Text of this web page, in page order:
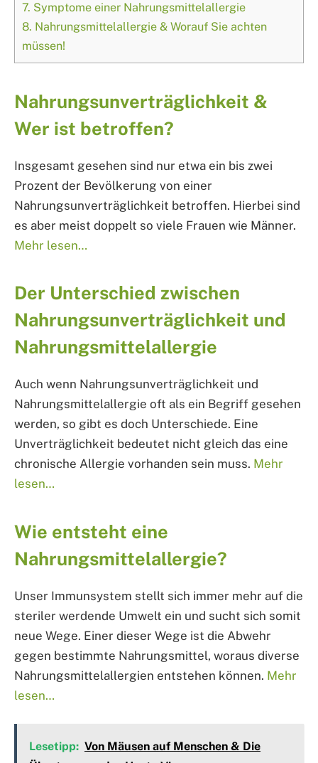
7. Symptome einer Nahrungsmittelallergie
8. Nahrungsmittelallergie & Worauf Sie achten
müssen!
Nahrungsunverträglichkeit &
Wer ist betroffen?
Insgesamt gesehen sind nur etwa ein bis zwei
Prozent der Bevölkerung von einer
Nahrungsunverträglichkeit betroffen. Hierbei sind
es aber meist doppelt so viele Frauen wie Männer.
Mehr lesen…
Der Unterschied zwischen
Nahrungsunverträglichkeit und
Nahrungsmittelallergie
Auch wenn Nahrungsunverträglichkeit und
Nahrungsmittelallergie oft als ein Begriff gesehen
werden, so gibt es doch Unterschiede. Eine
Unverträglichkeit bedeutet nicht gleich das eine
chronische Allergie vorhanden sein muss. Mehr
lesen…
Wie entsteht eine
Nahrungsmittelallergie?
Unser Immunsystem stellt sich immer mehr auf die
steriler werdende Umwelt ein und sucht sich somit
neue Wege. Einer dieser Wege ist die Abwehr
gegen bestimmte Nahrungsmittel, woraus diverse
Nahrungsmittelallergien entstehen können. Mehr
lesen…
Lesetipp: Von Mäusen auf Menschen & Die